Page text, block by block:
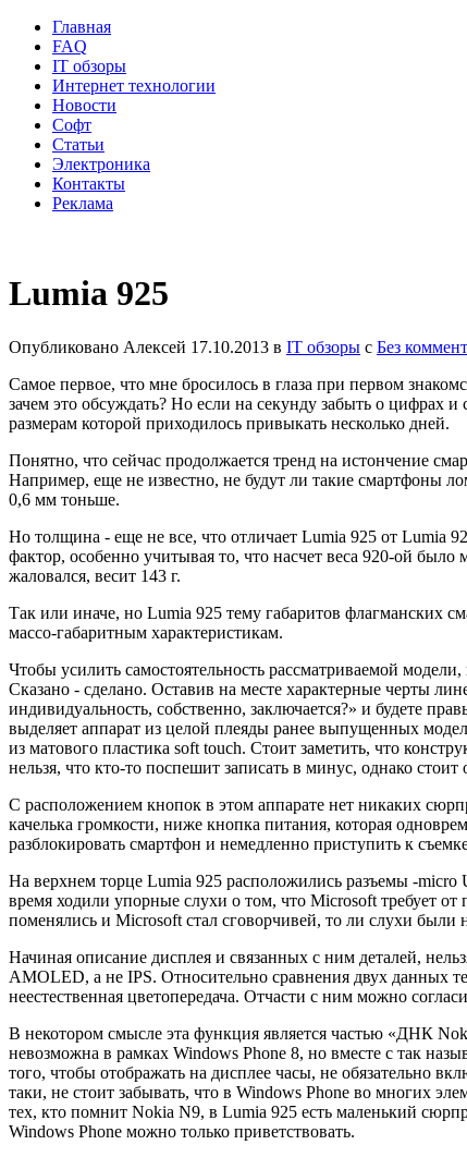
Главная
FAQ
IT обзоры
Интернет технологии
Новости
Софт
Статьи
Электроника
Контакты
Реклама
Lumia 925
Опубликовано Алексей 17.10.2013 в IT обзоры с Без
Самое первое, что мне бросилось в глаза при первом
зачем это обсуждать? Но если на секунду забыть о цифрах
размерам которой приходилось привыкать несколько дней.
Понятно, что сейчас продолжается тренд на истончение
Например, еще не известно, не будут ли такие смартфоны
0,6 мм тоньше.
Но толщина - еще не все, что отличает Lumia 925 от Lumia
фактор, особенно учитывая то, что насчет веса 920-ой
жаловался, весит 143 г.
Так или иначе, но Lumia 925 тему габаритов флагманских
массо-габаритным характеристикам.
Чтобы усилить самостоятельность рассматриваемой
Сказано - сделано. Оставив на месте характерные черты
индивидуальность, собственно, заключается?» и будете
выделяет аппарат из целой плеяды ранее выпущенных
из матового пластика soft touch. Стоит заметить, что
нельзя, что кто-то поспешит записать в минус, однако
С расположением кнопок в этом аппарате нет никаких
качелька громкости, ниже кнопка питания, которая
разблокировать смартфон и немедленно приступить к
На верхнем торце Lumia 925 расположились разъемы -micro
время ходили упорные слухи о том, что Microsoft требует
поменялись и Microsoft стал сговорчивей, то ли слухи
Начиная описание дисплея и связанных с ним деталей,
AMOLED, а не IPS. Относительно сравнения двух данных
неестественная цветопередача. Отчасти с ним можно
В некотором смысле эта функция является частью «ДНК
невозможна в рамках Windows Phone 8, но вместе с так
того, чтобы отображать на дисплее часы, не обязательно
таки, не стоит забывать, что в Windows Phone во многих
тех, кто помнит Nokia N9, в Lumia 925 есть маленький
Windows Phone можно только приветствовать.